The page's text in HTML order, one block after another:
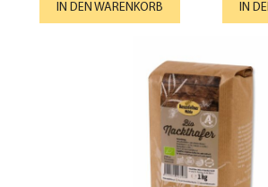
IN DEN WARENKORB IN